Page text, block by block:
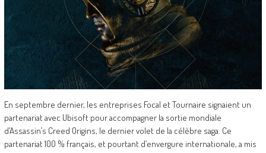
En septembre dernier, les entreprises Focal et Tournaire signaient un
partenariat avec Ubisoft pour accompagner la sortie mondiale
d’Assassin’s Creed Origins, le dernier volet de la célèbre saga. Ce
partenariat 100 % français, et pourtant d’envergure internationale, a mis